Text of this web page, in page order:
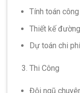
Tính toán
Thiết kế
Dự toán chi phí
Thi Công
Đội ngũ